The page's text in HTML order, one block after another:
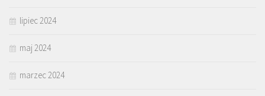
lipiec 2024
maj 2024
marzec 2024